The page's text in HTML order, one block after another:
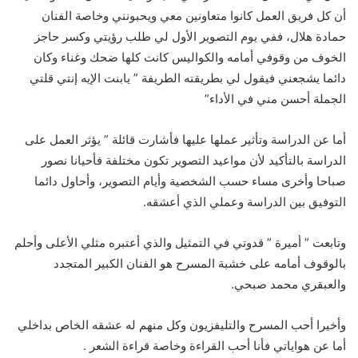
أن كل فريق العمل كانوا متعاونين معي ويحبونني وخاصة الفنان
حمادة هلال، ففي يوم التصوير الأول لي طلب رؤيتي وكسر حاجز
الخوف من وقوفي أمامه والكواليس كانت كلها ضحك وغناء وكان
دائما يشجعني فيقول لي بطريقته الطريفة ” يابنت الإيه إنتي قلتي
الجملة أحسن مني في الأداء”
أما عن الدراسة وتأثير عملها عليها فأشارت قائلة ” يؤثر العمل على
الدراسة بالتأكيد لأن مواعيد التصوير تكون مختلفة فأحيانا نصور
صباحا وأخرى مساء حسب الشخصية وأيام التصوير، وأحاول دائما
التوفيق بين الدراسة وعملي الذي أعشقه.
وتابعت ” أميرة ” قدوتي في التمثيل والذي أعتبره مثلي الأعلى وأحلم
بالوقوف أمامه على خشبة المسرح هو الفنان الكبير المتجدد
والعبقري محمد صبحي.
وأخيرا أحب المسرح والتليفزيون وكل منهم له عشقه الخاص بداخلي
أما عن هواياتي فأنا أحب القراءة وخاصة قراءة الشعر .